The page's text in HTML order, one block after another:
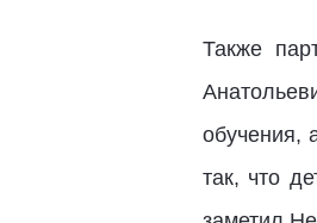
Также
обучения,
так, что